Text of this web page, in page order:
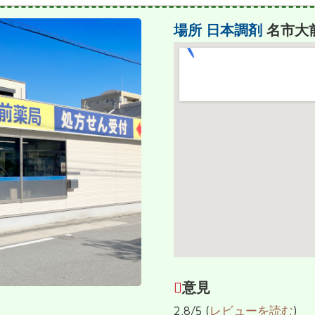
場所 日本調剤 名市大
意見
2.8/5 (レビューを読む)